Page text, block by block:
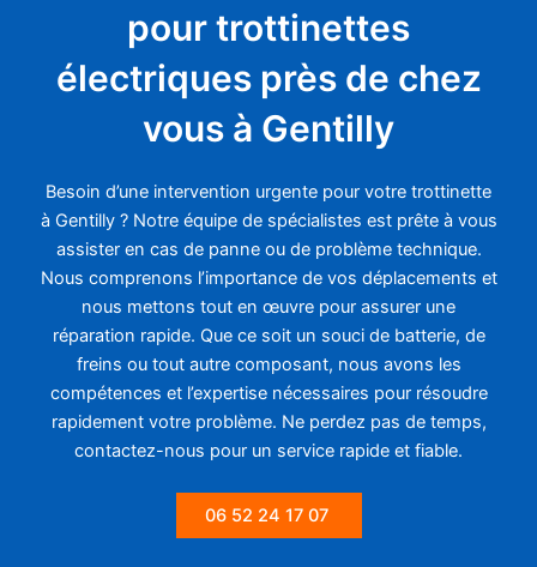
pour trottinettes
électriques près de chez
vous à Gentilly
Besoin d’une intervention urgente pour votre trottinette
à Gentilly ? Notre équipe de spécialistes est prête à vous
assister en cas de panne ou de problème technique.
Nous comprenons l’importance de vos déplacements et
nous mettons tout en œuvre pour assurer une
réparation rapide. Que ce soit un souci de batterie, de
freins ou tout autre composant, nous avons les
compétences et l’expertise nécessaires pour résoudre
rapidement votre problème. Ne perdez pas de temps,
contactez-nous pour un service rapide et fiable.
06 52 24 17 07